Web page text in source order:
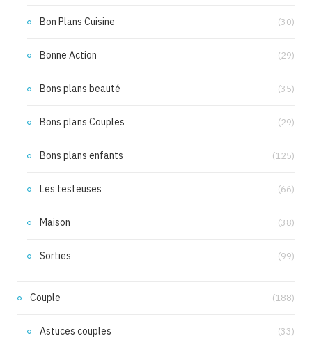
Bon Plans Cuisine (30)
Bonne Action (29)
Bons plans beauté (35)
Bons plans Couples (29)
Bons plans enfants (125)
Les testeuses (66)
Maison (38)
Sorties (99)
Couple (188)
Astuces couples (33)